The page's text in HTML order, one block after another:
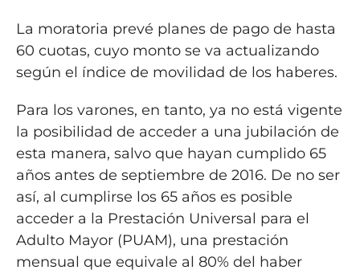
La moratoria prevé planes de pago de hasta
60 cuotas, cuyo monto se va actualizando
según el índice de movilidad de los haberes.
Para los varones, en tanto, ya no está vigente
la posibilidad de acceder a una jubilación de
esta manera, salvo que hayan cumplido 65
años antes de septiembre de 2016. De no ser
así, al cumplirse los 65 años es posible
acceder a la Prestación Universal para el
Adulto Mayor (PUAM), una prestación
mensual que equivale al 80% del haber